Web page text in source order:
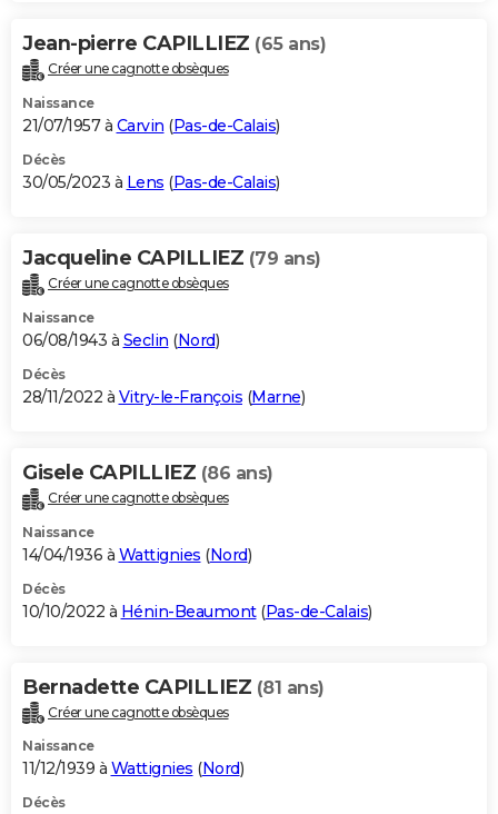
Carte de Noël
Carte Bonne année
Carte Saint-Valentin
Carte Pâques
Carte d'anniversaire
DICTIONNAIRE
Dictionnaire
Biographies
Citations
Expressions
Proverbes
PROGRAMME TV
S'inscrire
Se connecter
Lycées
Collèges
Primaires
Universités
Entreprises
Service militaire
Avis de recherche
AVIS DE DÉCÈS
Bricolage
Lifestyle
Culture
Sport
Auto
Television
Voyage
Cinema
Jean-pierre CAPILLIEZ (65 ans)
Créer une cagnotte obsèques
Naissance
21/07/1957 à Carvin (Pas-de-Calais)
Décès
30/05/2023 à Lens (Pas-de-Calais)
Jacqueline CAPILLIEZ (79 ans)
Créer une cagnotte obsèques
Naissance
06/08/1943 à Seclin (Nord)
Décès
28/11/2022 à Vitry-le-François (Marne)
Gisele CAPILLIEZ (86 ans)
Créer une cagnotte obsèques
Naissance
14/04/1936 à Wattignies (Nord)
Décès
10/10/2022 à Hénin-Beaumont(Pas-de-Calais)
Bernadette CAPILLIEZ (81 ans)
Créer une cagnotte obsèques
Naissance
11/12/1939 à Wattignies (Nord)
Décès